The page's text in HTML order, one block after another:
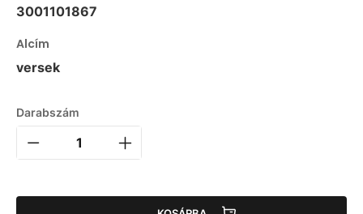
3001101867
Alcím
versek
Darabszám